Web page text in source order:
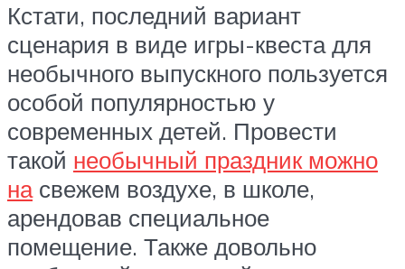
Кстати, последний вариант
сценария в виде игры-квеста для
необычного выпускного пользуется
особой популярностью у
современных детей. Провести
такой необычный праздник можно
насвежем воздухе, в школе,
арендовав специальное
помещение. Также довольно